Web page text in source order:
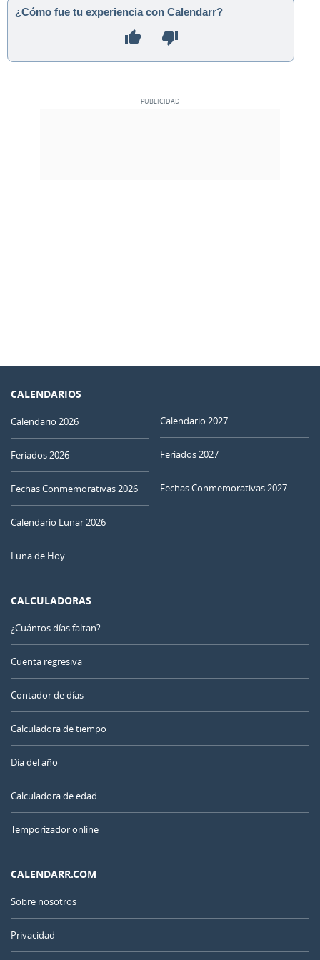
¿Cómo fue tu experiencia con Calendarr?
CALENDARIOS
Calendario 2026
Feriados 2026
Fechas Conmemorativas 2026
Calendario Lunar 2026
Luna de Hoy
Calendario 2027
Feriados 2027
Fechas Conmemorativas 2027
CALCULADORAS
¿Cuántos días faltan?
Cuenta regresiva
Contador de días
Calculadora de tiempo
Día del año
Calculadora de edad
Temporizador online
CALENDARR.COM
Sobre nosotros
Privacidad